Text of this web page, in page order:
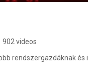
902 videos
rendszergazdáknak